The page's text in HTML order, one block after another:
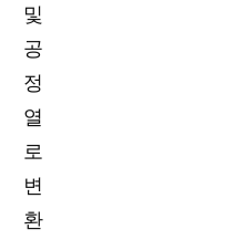
및
공
정
열
로
변
환